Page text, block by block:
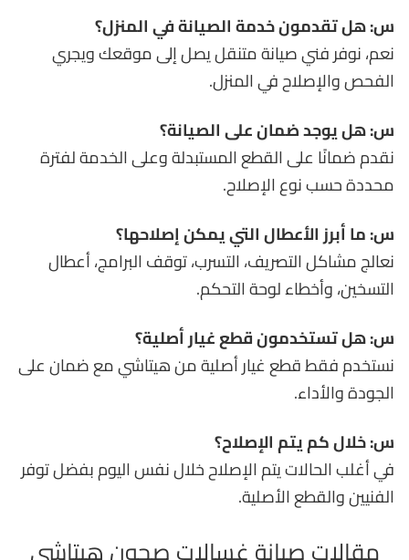
س: هل تقدمون خدمة الصيانة في المنزل؟
نعم، نوفر فني صيانة متنقل يصل إلى موقعك ويجري
الفحص والإصلاح في المنزل.
س: هل يوجد ضمان على الصيانة؟
نقدم ضمانًا على القطع المستبدلة وعلى الخدمة لفترة
محددة حسب نوع الإصلاح.
س: ما أبرز الأعطال التي يمكن إصلاحها؟
نعالج مشاكل التصريف، التسرب، توقف البرامج، أعطال
التسخين، وأخطاء لوحة التحكم.
س: هل تستخدمون قطع غيار أصلية؟
نستخدم فقط قطع غيار أصلية من هيتاشي مع ضمان على
الجودة والأداء.
س: خلال كم يتم الإصلاح؟
في أغلب الحالات يتم الإصلاح خلال نفس اليوم بفضل توفر
الفنيين والقطع الأصلية.
مقالات صيانة غسالات صحون هيتاشي